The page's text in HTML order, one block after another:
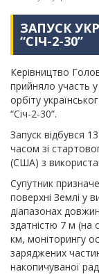
ЗАПУСК
“СІЧ-2-30”
Керівництво
прийняло участь
орбіту
“Січ-2-30”.
Запуск відбувся
часом зі
(США) з
Супутник
поверхні Землі у
діапазонах
здатністю 7 м (на
км, моніторингу
заряджених
накопичуваної